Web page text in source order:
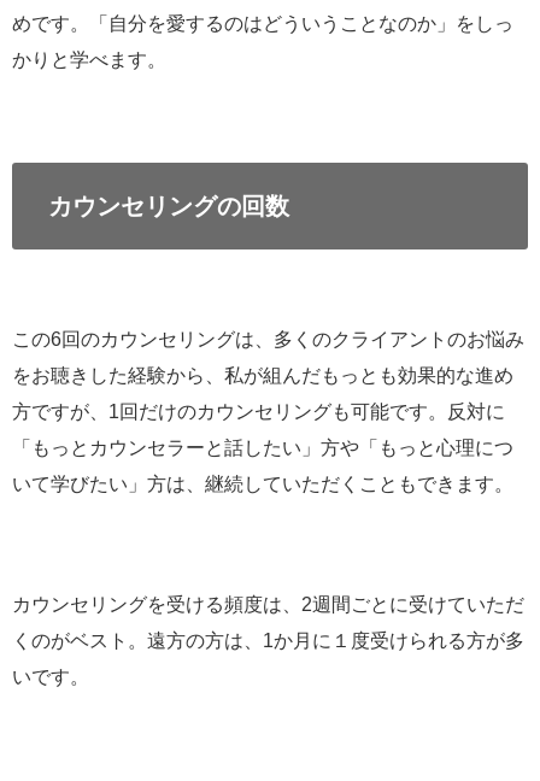
めです。「自分を愛するのはどういうことなのか」をしっ
かりと学べます。
カウンセリングの回数
この6回のカウンセリングは、多くのクライアントのお悩み
をお聴きした経験から、私が組んだもっとも効果的な進め
方ですが、1回だけのカウンセリングも可能です。反対に
「もっとカウンセラーと話したい」方や「もっと心理につ
いて学びたい」方は、継続していただくこともできます。
カウンセリングを受ける頻度は、2週間ごとに受けていただ
くのがベスト。遠方の方は、1か月に１度受けられる方が多
いです。